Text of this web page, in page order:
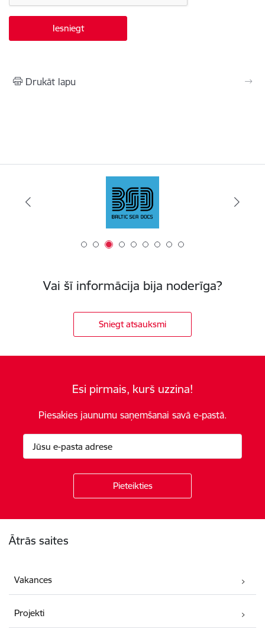
Drukāt lapu
Vai šī informācija bija noderīga?
Sniegt atsauksmi
Esi pirmais, kurš uzzina!
Piesakies jaunumu saņemšanai savā e-pastā.
Ātrās saites
Vakances
Projekti